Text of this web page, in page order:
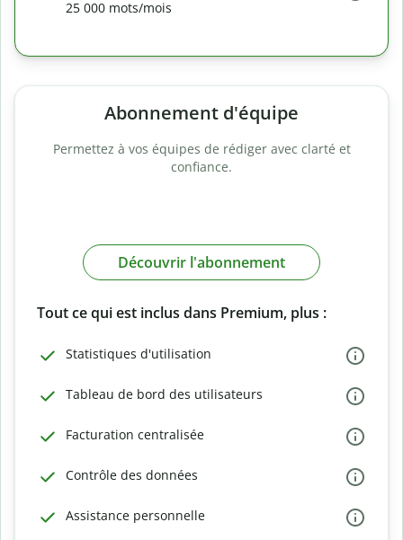
25 000 mots/mois
Abonnement d'équipe
Permettez à vos équipes de rédiger avec clarté et
confiance.
Découvrir l'abonnement
Tout ce qui est inclus dans Premium, plus :
Statistiques d'utilisation
Tableau de bord des utilisateurs
Facturation centralisée
Contrôle des données
Assistance personnelle